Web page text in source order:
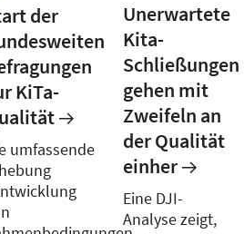
der
KiTa-
umfassende
Unerwartete
Kita-
Schließungen
gehen mit
Zweifeln an
der Qualität
einher
Eine DJI-
Analyse zeigt,